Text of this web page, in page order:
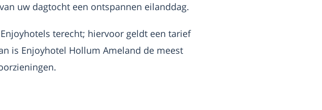
uw dagtocht een ontspannen eilanddag.
terecht; hiervoor geldt een tarief
is Enjoyhotel Hollum Ameland de meest